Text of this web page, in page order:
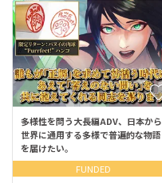
多様性を問う大長編ADV、日本から
世界に通用する多様で普遍的な物語
を届けたい。
FUNDED